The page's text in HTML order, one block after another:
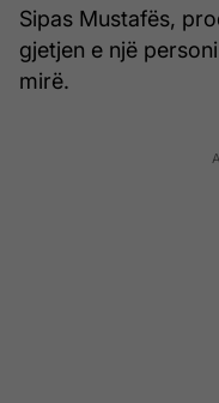
Sipas Mustafës,
gjetjen e një
mirë.